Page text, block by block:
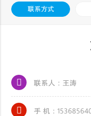
联系方式
联系人：王涛
手 机：